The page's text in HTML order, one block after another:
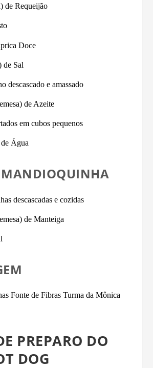
de Requeijão
Doce
de Sal
descascado e amassado
de Azeite
em cubos pequenos
Água
MANDIOQUINHA
descascadas e cozidas
de Manteiga
Fonte de Fibras Turma da Mônica
PREPARO DO
DOG